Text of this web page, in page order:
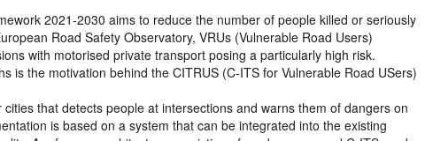
2021-2030 aims to reduce the number of people killed or seriously
Road Safety Observatory, VRUs (Vulnerable Road Users)
with motorised private transport posing a particularly high risk.
is the motivation behind the CITRUS (C-ITS for Vulnerable Road USers)
that detects people at intersections and warns them of dangers on
is based on a system that can be integrated into the existing